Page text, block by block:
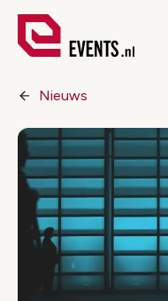
Nieuws